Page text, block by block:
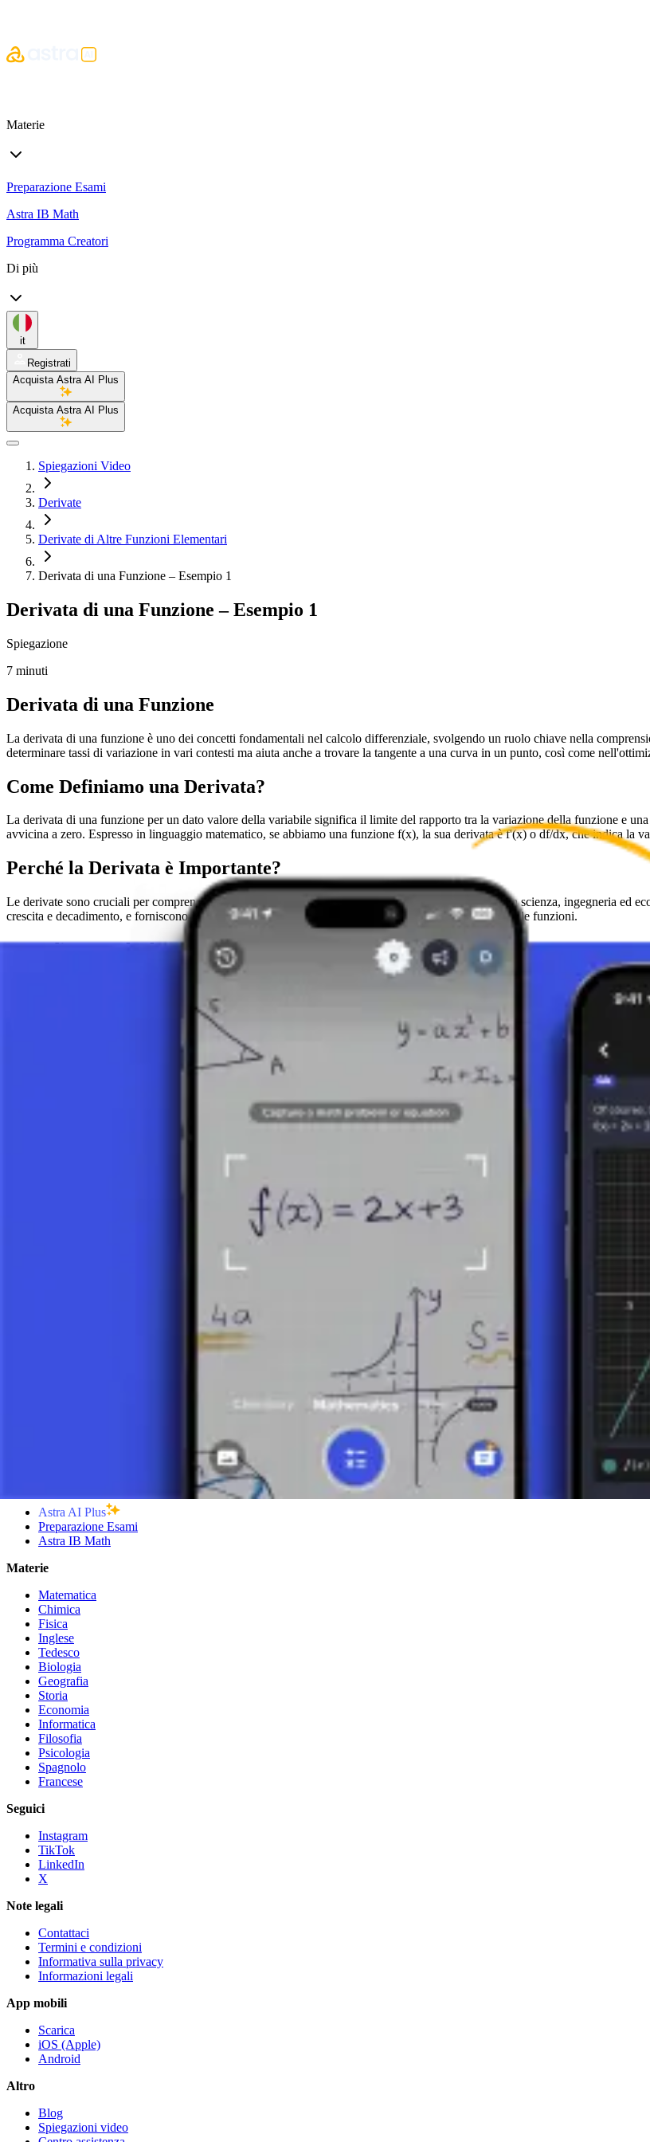
Materie
Preparazione Esami
Astra IB Math
Programma Creatori
Di più
it
Registrati
Acquista Astra AI Plus
Acquista Astra AI Plus
Spiegazioni Video
Derivate
Derivate di Altre Funzioni Elementari
Derivata di una Funzione – Esempio 1
Derivata di una Funzione – Esempio 1
Spiegazione
7 minuti
Derivata di una Funzione
La derivata di una funzione è uno dei concetti fondamentali nel calcolo differenziale, svolgendo un ruolo chiave nella
determinare tassi di variazione in vari contesti ma aiuta anche a trovare la tangente a una curva in un punto, così come
Come Definiamo una Derivata?
La derivata di una funzione per un dato valore della variabile significa il limite del rapporto tra la variazione della funzione e
avvicina a zero. Espresso in linguaggio matematico, se abbiamo una funzione f(x), la sua derivata è f'(x) o df/dx, che indica la
Perché la Derivata è Importante?
Le derivate sono cruciali per comprendere come i valori delle funzioni cambiano, il che è essenziale in scienza, ingegneria ed
crescita e decadimento, e forniscono uno strumento per l'ottimizzazione e la ricerca degli estremanti delle funzioni.
Metodi per Calcolare le Derivate
Le regole base di derivazione includono la regola della costante, la regola della potenza e regole per la somma,
La regola della catena consente il calcolo della derivata di funzioni composte.
La derivazione implicita è usata quando una funzione non è esplicitamente espressa come f(x).
Comprendere la derivata di una funzione è fondamentale per chiunque sia coinvolto in discipline matematiche o
Scatta una foto del tuo compito e usa il tutor AI.
Punti Stazionari, Funzioni Crescenti e Decrescenti
Pendenza della Tangente e della Retta Normale
Astra AI Plus
Preparazione Esami
Astra IB Math
Materie
Matematica
Chimica
Fisica
Inglese
Tedesco
Biologia
Geografia
Storia
Economia
Informatica
Filosofia
Psicologia
Spagnolo
Francese
Seguici
Instagram
TikTok
LinkedIn
X
Note legali
Contattaci
Termini e condizioni
Informativa sulla privacy
Informazioni legali
App mobili
Scarica
iOS (Apple)
Android
Altro
Blog
Spiegazioni video